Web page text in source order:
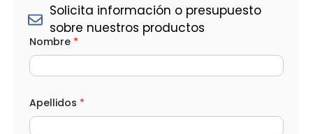
Solicita información o presupuesto
sobre nuestros productos
Nombre *
Apellidos *